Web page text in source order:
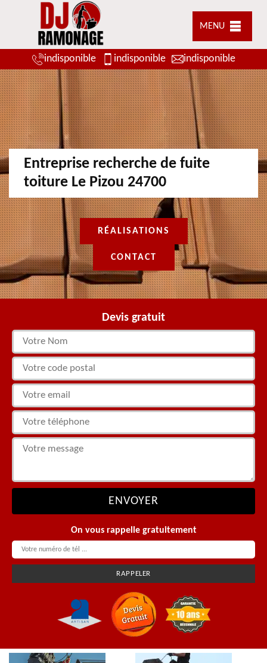
MENU
indisponible indisponible indisponible
Entreprise recherche de fuite
toiture Le Pizou 24700
RÉALISATIONS
CONTACT
Devis gratuit
On vous rappelle gratuitement